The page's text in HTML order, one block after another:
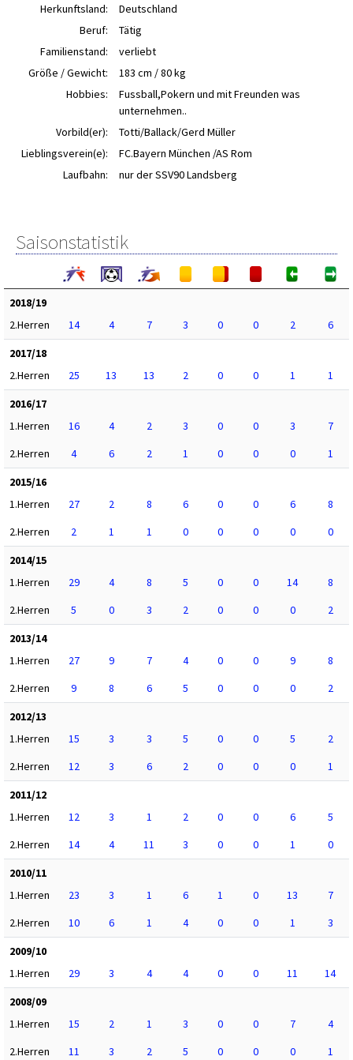
Herkunftsland:
Deutschland
Beruf:
Tätig
Familienstand:
verliebt
Größe / Gewicht:
183 cm / 80 kg
Hobbies:
Fussball,Pokern und mit Freunden was
unternehmen..
Vorbild(er):
Totti/Ballack/Gerd Müller
Lieblingsverein(e):
FC.Bayern München /AS Rom
Laufbahn:
nur der SSV90 Landsberg
Saisonstatistik
2018/19
2.Herren
14 4 7 3 0 0 2
6
2017/18
2.Herren
25 13 13 2 0 0 1
1
2016/17
1.Herren
16 4 2 3 0 0 3
7
2.Herren
4 6 2 1 0 0 0
1
2015/16
1.Herren
27 2 8 6 0 0 6
8
2.Herren
2 1 1 0 0 0 0
0
2014/15
1.Herren
29 4 8 5 0 0 14
8
2.Herren
5 0 3 2 0 0 0
2
2013/14
1.Herren
27 9 7 4 0 0 9
8
2.Herren
9 8 6 5 0 0 0
2
2012/13
1.Herren
15 3 3 5 0 0 5
2
2.Herren
12 3 6 2 0 0 0
1
2011/12
1.Herren
12 3 1 2 0 0 6
5
2.Herren
14 4 11 3 0 0 1
0
2010/11
1.Herren
23 3 1 6 1 0 13
7
2.Herren
10 6 1 4 0 0 1
3
2009/10
1.Herren
29 3 4 4 0 0 11
14
2008/09
1.Herren
15 2 1 3 0 0 7
4
2.Herren
11 3 2 5 0 0 0 1